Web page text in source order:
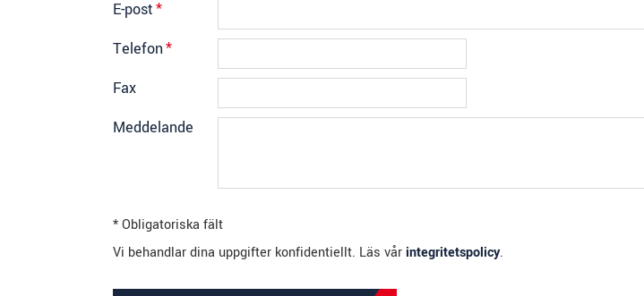
E-post*
Telefon*
Fax
Meddelande
* Obligatoriska fält
Vi behandlar dina uppgifter konfidentiellt. Läs vårintegritetspolicy.